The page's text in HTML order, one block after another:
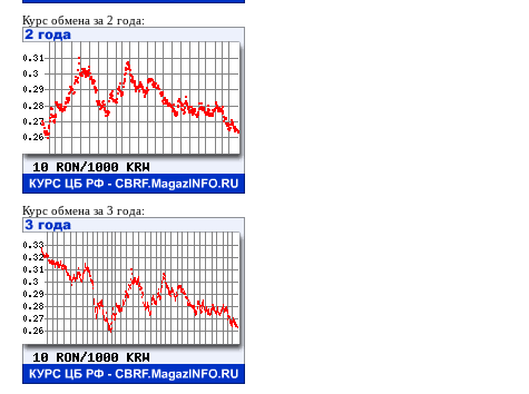
Курс обмена за 2 года:
Курс обмена за 3 года: